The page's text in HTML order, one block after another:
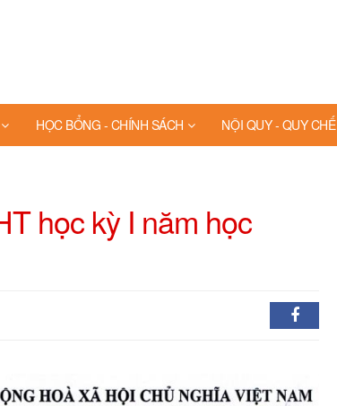
HỌC BỔNG - CHÍNH SÁCH NỘI QUY - QUY CHẾ
học kỳ I năm học